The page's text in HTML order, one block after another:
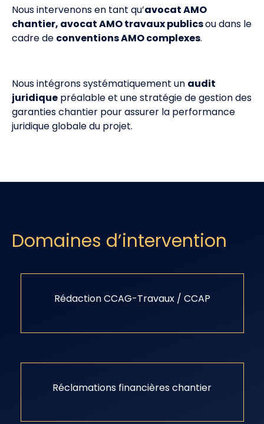
Nous intervenons en tant qu’avocat AMO
chantier, avocat AMO travaux publicsou dans le
cadre de conventions AMO complexes.
Nous intégrons systématiquement un audit
juridique préalable et une stratégie de gestion des
garanties chantier pour assurer la performance
juridique globale du projet.
Domaines d’intervention
Rédaction CCAG-Travaux / CCAP
Réclamations financières chantier